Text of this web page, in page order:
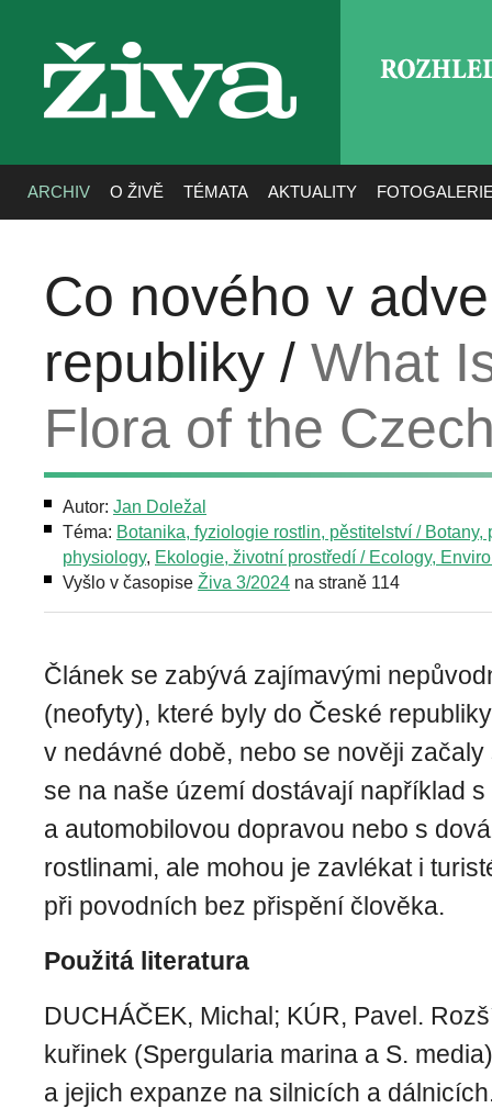
živa
ARCHIV O ŽIVĚ TÉMATA AKTUALITY
Co nového v
republiky / What
Flora of the
Autor: Jan Doležal
Téma: Botanika, fyziologie rostlin, pěstitelství / Botany,
physiology, Ekologie, životní prostředí / Ecology,
Vyšlo v časopise Živa 3/2024 na straně 114
Článek se zabývá zajímavými
(neofyty), které byly do České
v nedávné době, nebo se nověji
se na naše území dostávají například
a automobilovou dopravou nebo s
rostlinami, ale mohou je zavlékat i
při povodních bez přispění člověka.
Použitá literatura
DUCHÁČEK, Michal; KÚR, Pavel.
kuřinek (Spergularia marina a S.
a jejich expanze na silnicích a